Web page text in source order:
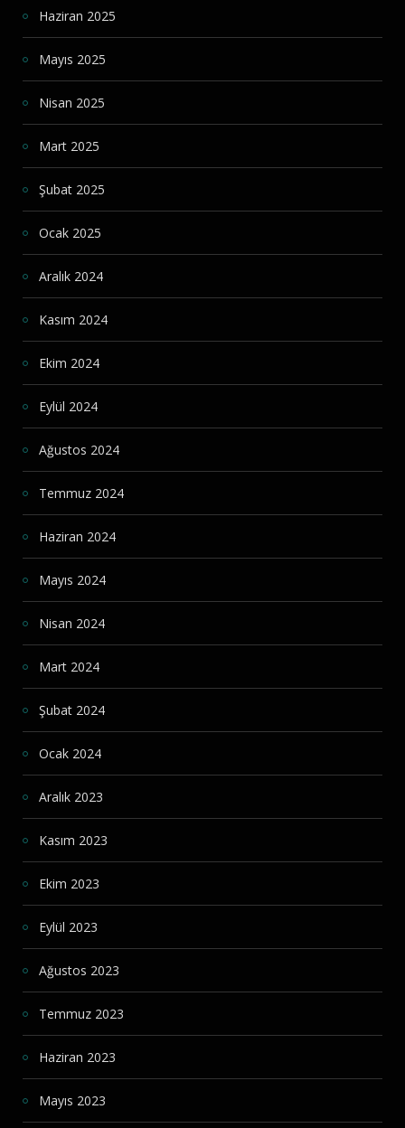
Haziran 2025
Mayıs 2025
Nisan 2025
Mart 2025
Şubat 2025
Ocak 2025
Aralık 2024
Kasım 2024
Ekim 2024
Eylül 2024
Ağustos 2024
Temmuz 2024
Haziran 2024
Mayıs 2024
Nisan 2024
Mart 2024
Şubat 2024
Ocak 2024
Aralık 2023
Kasım 2023
Ekim 2023
Eylül 2023
Ağustos 2023
Temmuz 2023
Haziran 2023
Mayıs 2023